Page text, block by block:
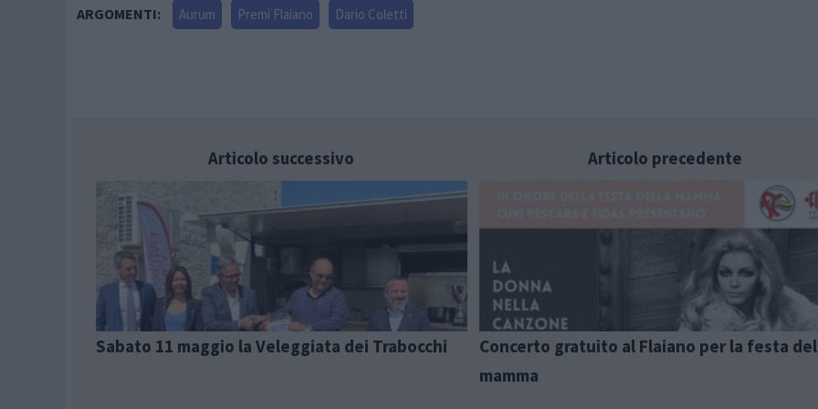
ARGOMENTI: Aurum Premi Flaiano Dario Coletti
Articolo successivo
Sabato 11 maggio la Veleggiata dei Trabocchi
Articolo precedente
Concerto gratuito al Flaiano per la festa
mamma